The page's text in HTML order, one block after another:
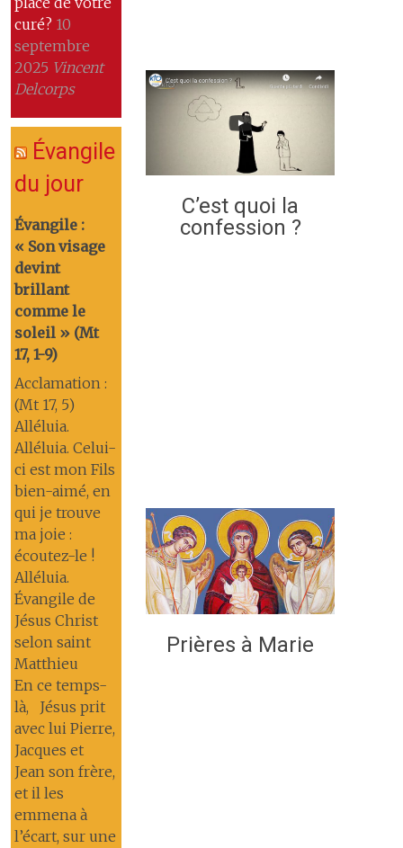
curé? 10
septembre
2025 Vincent
Delcorps
Évangile
du jour
Évangile :
« Son visage
devint
brillant
comme le
soleil » (Mt
17, 1-9)
Acclamation :
(Mt 17, 5)
Alléluia.
Alléluia. Celui-
ci est mon Fils
bien-aimé, en
qui je trouve
ma joie :
écoutez-le !
Alléluia.
Évangile de
Jésus Christ
selon saint
Matthieu
En ce temps-
là, Jésus prit
avec lui Pierre,
Jacques et
Jean son frère,
et il les
emmena à
l’écart, sur une
C’est quoi la
confession ?
Prières à Marie